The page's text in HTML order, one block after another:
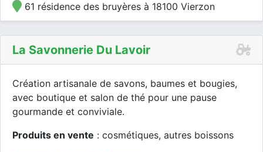
61 résidence des bruyères à 18100 Vierzon
La Savonnerie Du Lavoir
Création artisanale de savons, baumes et bougies,
avec boutique et salon de thé pour une pause
gourmande et conviviale.
Produits en vente : cosmétiques, autres boissons